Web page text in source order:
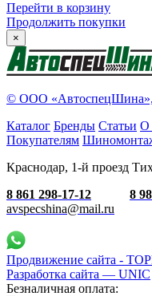
Перейти в корзину
Продолжить покупки
×
© ООО
Каталог Бренды Статьи О
Покупателям
Краснодар, 1-й проезд
8 861 298-17-12
8
avspecshina@mail.ru
Продвижение сайта -
Разработка сайта — UNIC
Безналичная оплата: